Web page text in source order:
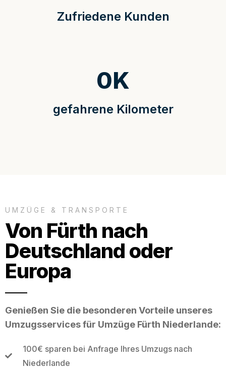
Zufriedene Kunden
gefahrene Kilometer
0K
UMZÜGE & TRANSPORTE
Von Fürth nach
Deutschland oder
Europa
Genießen Sie die besonderen Vorteile unseres
Umzugsservices für Umzüge Fürth Niederlande:
100€ sparen bei Anfrage Ihres Umzugs nach
Niederlande